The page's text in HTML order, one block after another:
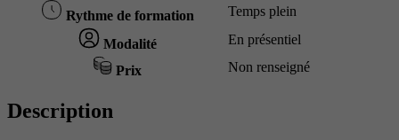
Rythme de formation Temps plein
Modalité En présentiel
Prix Non renseigné
Description